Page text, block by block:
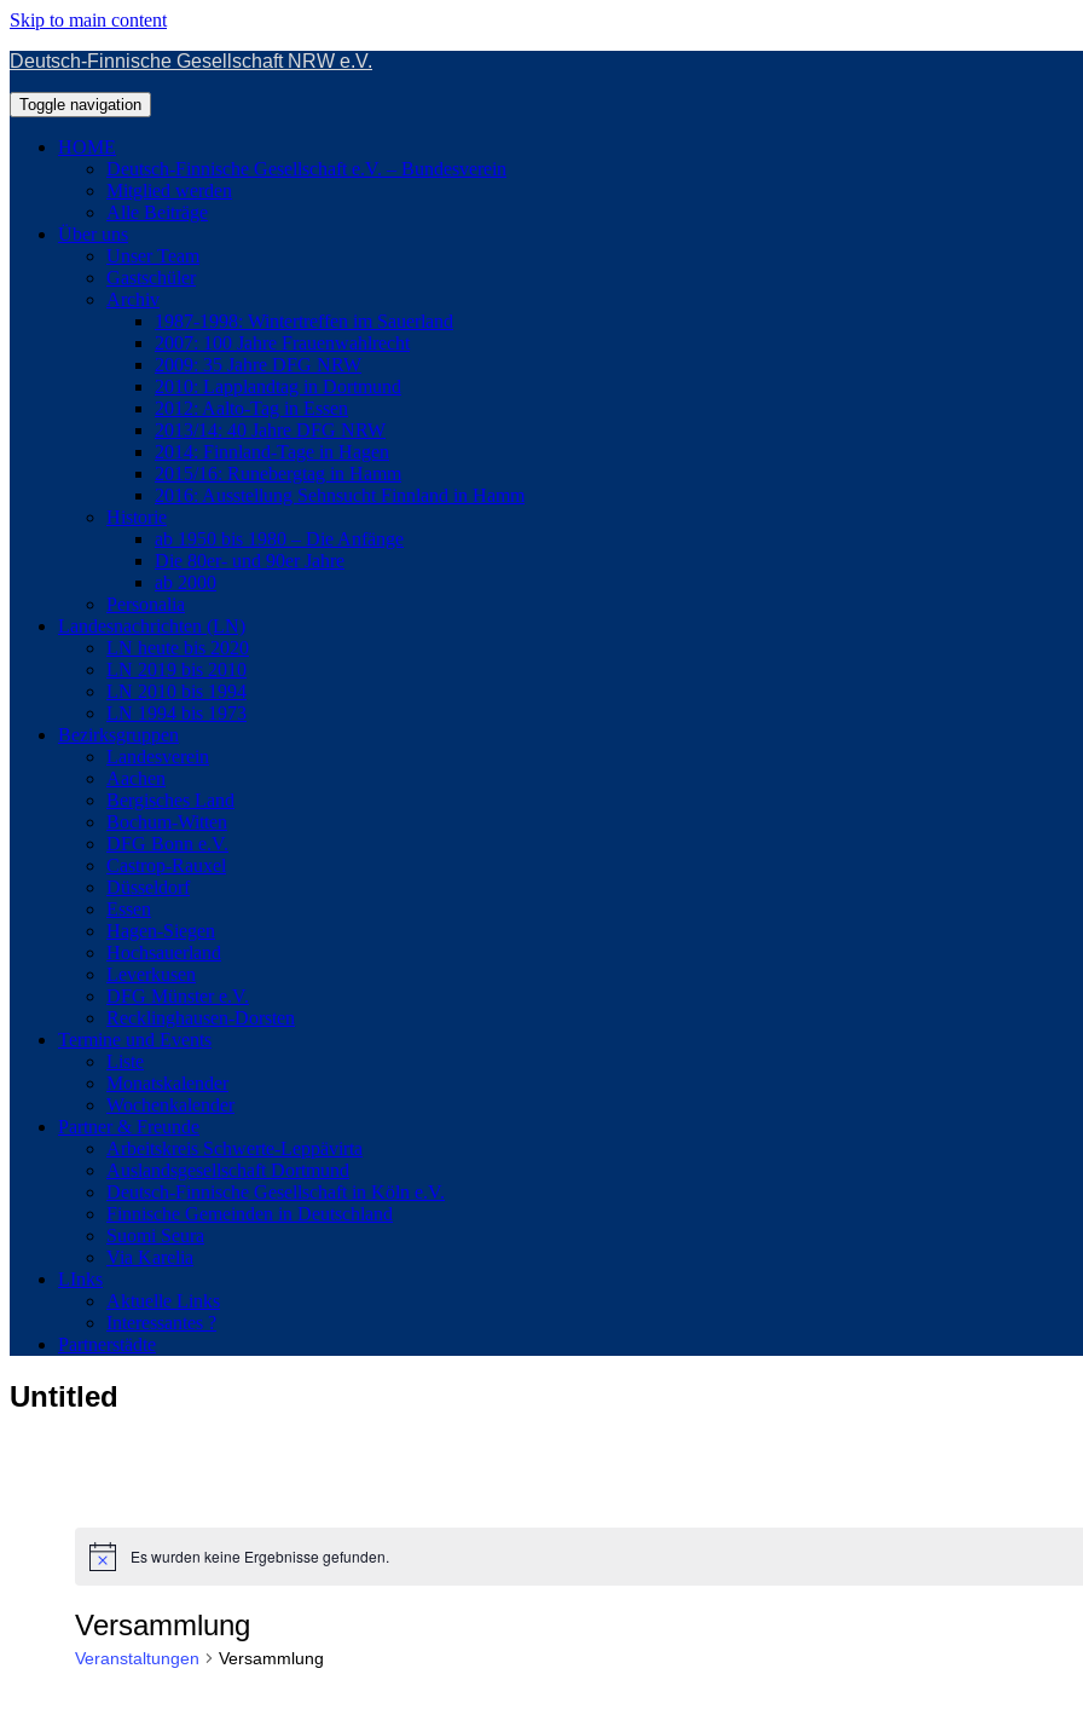
Skip to main content
Deutsch-Finnische Gesellschaft NRW e.V.
Toggle navigation
HOME
Deutsch-Finnische Gesellschaft e.V. – Bundesverein
Mitglied werden
Alle Beiträge
Über uns
Unser Team
Gastschüler
Archiv
1987-1998: Wintertreffen im Sauerland
2007: 100 Jahre Frauenwahlrecht
2009: 35 Jahre DFG NRW
2010: Lapplandtag in Dortmund
2012: Aalto-Tag in Essen
2013/14: 40 Jahre DFG NRW
2014: Finnland-Tage in Hagen
2015/16: Runebergtag in Hamm
2016: Ausstellung Sehnsucht Finnland in Hamm
Historie
ab 1950 bis 1980 – Die Anfänge
Die 80er- und 90er Jahre
ab 2000
Personalia
Landesnachrichten (LN)
LN heute bis 2020
LN 2019 bis 2010
LN 2010 bis 1994
LN 1994 bis 1973
Bezirksgruppen
Landesverein
Aachen
Bergisches Land
Bochum-Witten
DFG Bonn e.V.
Castrop-Rauxel
Düsseldorf
Essen
Hagen-Siegen
Hochsauerland
Leverkusen
DFG Münster e.V.
Recklinghausen-Dorsten
Termine und Events
Liste
Monatskalender
Wochenkalender
Partner & Freunde
Arbeitskreis Schwerte-Leppävirta
Auslandsgesellschaft Dortmund
Deutsch-Finnische Gesellschaft in Köln e.V.
Finnische Gemeinden in Deutschland
Suomi Seura
Via Karelia
LInks
Aktuelle Links
Interessantes ?
Partnerstädte
Untitled
HinweisEs wurden keine Ergebnisse gefunden.
Versammlung
Veranstaltungen Versammlung